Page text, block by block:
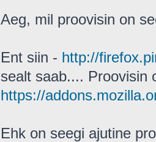
Aeg, mil proovisin on
Ent siin - http://
sealt saab.... Proovisin
https://
Ehk on seegi ajutine